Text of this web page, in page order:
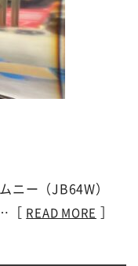
ニー（JB64W）
［
READ MORE